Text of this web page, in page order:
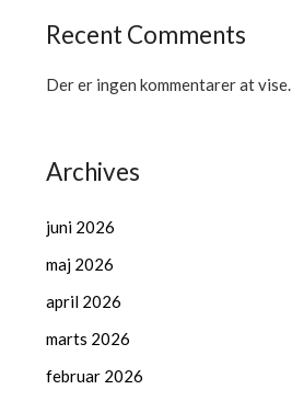
Recent Comments
Der er ingen kommentarer at vise.
Archives
juni 2026
maj 2026
april 2026
marts 2026
februar 2026